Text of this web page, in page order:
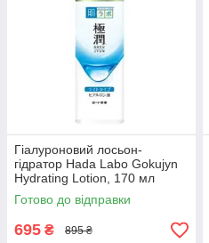
Гіалуроновий лосьон-
гідратор Hada Labo Gokujyn
Hydrating Lotion, 170 мл
Готово до відправки
695 ₴ 895 ₴